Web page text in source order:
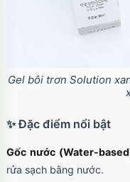
Gel bôi trơn Solution
✨ Đặc điểm nổi bật
Gốc nước (Water-
rửa sạch bằng nước.